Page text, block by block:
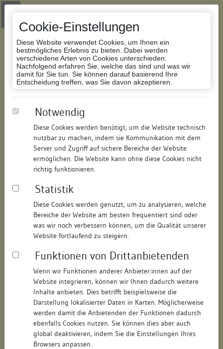
Cookie-Einstellungen
Diese Website verwendet Cookies, um Ihnen ein
bestmögliches Erlebnis zu bieten. Dabei werden
verschiedene Arten von Cookies unterschieden.
Nachfolgend erfahren Sie, welche das sind und was wir
damit für Sie tun. Sie können darauf basierend Ihre
Entscheidung treffen, was Sie davon akzeptieren.
Notwendig
Diese Cookies werden benötigt, um die Website technisch
nutzbar zu machen, indem sie Kommunikation mit dem
Server und Zugriff auf sichere Bereiche der Website
ermöglichen. Die Website kann ohne diese Cookies nicht
richtig funktionieren.
Statistik
Diese Cookies werden genutzt, um zu analysieren, welche
Bereiche der Website am besten frequentiert sind oder
was wir noch verbessern können, um die Qualität unserer
Website fortlaufend zu steigern.
Funktionen von Drittanbietenden
Wenn wir Funktionen anderer Anbieter:innen auf der
Website integrieren, können wir Ihnen dadurch weitere
Inhalte anbieten. Dies betrifft beispielsweise die
Darstellung lokalisierter Daten in Karten. Möglicherweise
werden damit die Anbietenden der Funktionen dadurch
ebenfalls Cookies nutzen. Sie können dies aber auch
global deaktivieren, indem Sie die Einstellungen Ihres
Browsers anpassen.
Zur Navigation springen
Zum Inhalt der Website springen
Datenbank Bauforschung/Restaurierung
Schochenturm
186358208212/ Datum: 04.05.2016
Datenbestand:
Bauforschung und Restaurierung
Objektdaten
Straße: Pfarrgasse
Hausnummer: 13
Postleitzahl: 74354
Stadt-Teilort: Besigheim
Regierungsbezirk: Stuttgart
Ludwigsburg (Landkreis)